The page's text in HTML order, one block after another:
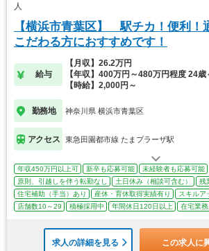
人
【横浜市青葉区】 駅チカ！便利！
こだわる方におすすめです！
給与
【月収】26.2万円
【年収】400万円～480万円程度 24
【時給】2,000円～
勤務地 神奈川県 横浜市青葉区
アクセス 東急田園都市線 たまプラーザ駅
年収450万円以上可 新卒も応募可能
未経験者も応募可能
原則、引越しを伴う転勤なし
土日休み（相談可含む）
残
住宅補助（手当）あり
産休・育休取得実績有り スキルア
店舗数10～29
積極採用中 年間休日120日以上 在宅業務
求人の詳細を見る この求人に